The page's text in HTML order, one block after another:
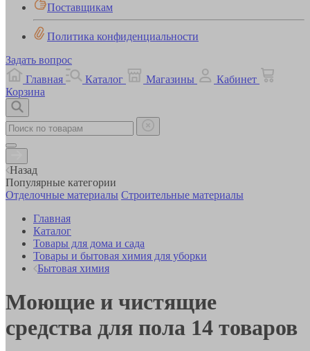
Поставщикам
Политика конфиденциальности
Задать вопрос
Главная
Каталог Магазины
Кабинет
Корзина
Назад
Популярные категории
Отделочные материалы Строительные материалы
Главная
Каталог
Товары для дома и сада
Товары и бытовая химия для уборки
Бытовая химия
Моющие и чистящие
средства для пола 14 товаров